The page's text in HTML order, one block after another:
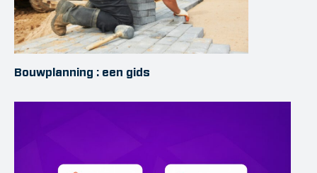
Bouwplanning : een gids